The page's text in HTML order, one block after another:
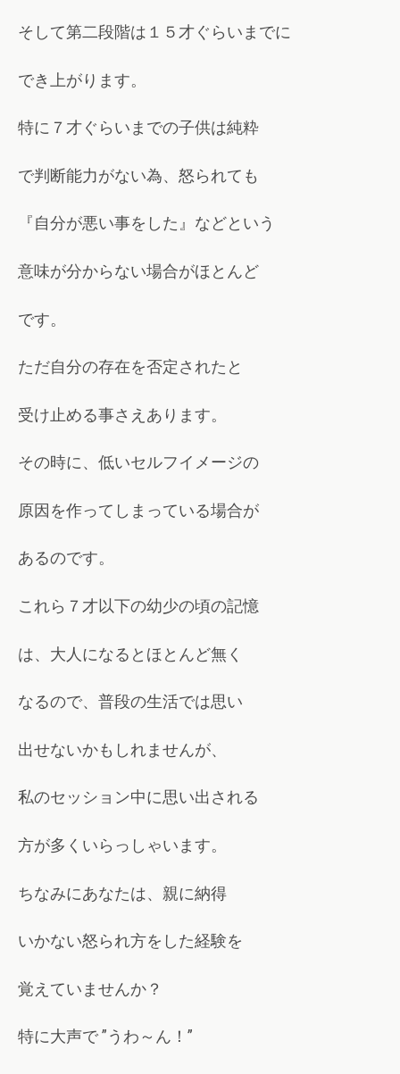
そして第二段階は１５才ぐらいまでに
でき上がります。
特に７才ぐらいまでの子供は純粋
で判断能力がない為、怒られても
『自分が悪い事をした』などという
意味が分からない場合がほとんど
です。
ただ自分の存在を否定されたと
受け止める事さえあります。
その時に、低いセルフイメージの
原因を作ってしまっている場合が
あるのです。
これら７才以下の幼少の頃の記憶
は、大人になるとほとんど無く
なるので、普段の生活では思い
出せないかもしれませんが、
私のセッション中に思い出される
方が多くいらっしゃいます。
ちなみにあなたは、親に納得
いかない怒られ方をした経験を
覚えていませんか？
特に大声で ”うわ～ん！”